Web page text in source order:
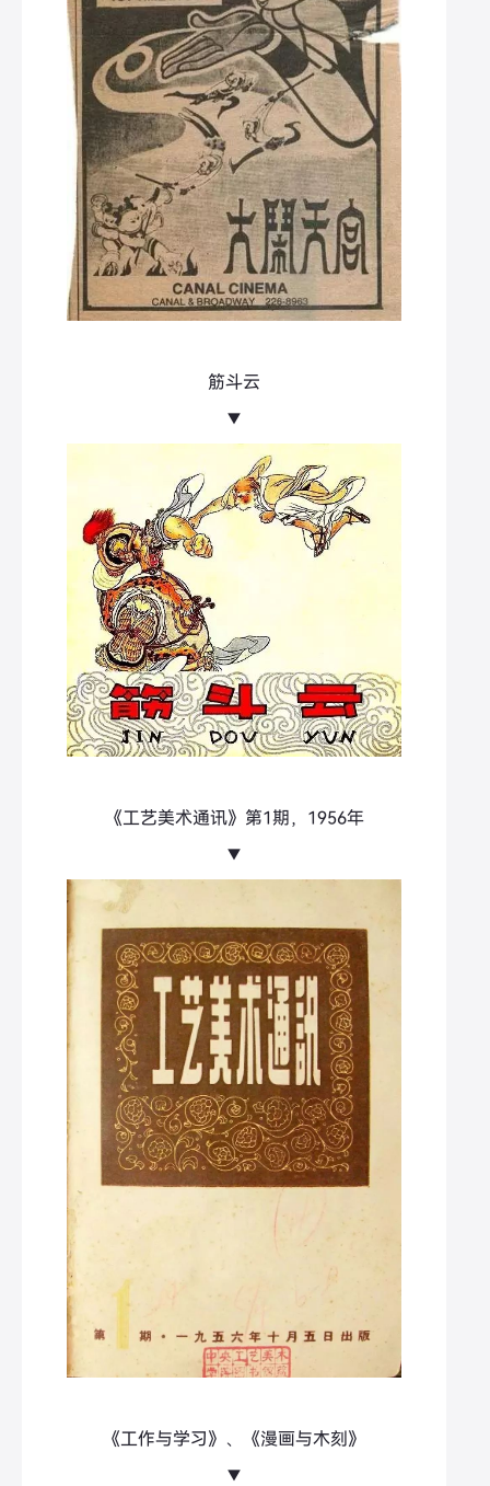
筋斗云
▼
《工艺美术通讯》第1期，1956年
▼
《工作与学习》、《漫画与木刻》
▼